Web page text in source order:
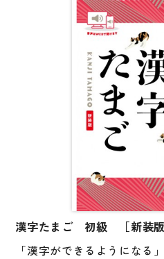
漢字たまご 初級 ［新装版
「漢字ができるようになる